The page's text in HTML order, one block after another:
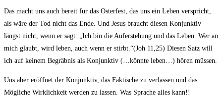
Das macht uns auch bereit für das Osterfest, das uns ein Leben verspricht,
als wäre der Tod nicht das Ende. Und Jesus braucht diesen Konjunktiv
längst nicht, wenn er sagt: „Ich bin die Auferstehung und das Leben. Wer an
mich glaubt, wird leben, auch wenn er stirbt.“(Joh 11,25) Diesen Satz will
ich auf keinem Begräbnis als Konjunktiv (…könnte leben…) hören müssen.
Uns aber eröffnet der Konjunktiv, das Faktische zu verlassen und das
Mögliche Wirklichkeit werden zu lassen. Was Sprache alles kann!!